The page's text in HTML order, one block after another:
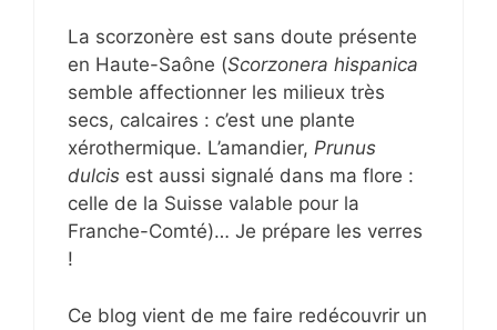
La scorzonère est sans doute présente
en Haute-Saône (Scorzonera hispanica
semble affectionner les milieux très
secs, calcaires : c’est une plante
xérothermique. L’amandier, Prunus
dulcis est aussi signalé dans ma flore :
celle de la Suisse valable pour la
Franche-Comté)… Je prépare les verres
!
Ce blog vient de me faire redécouvrir un